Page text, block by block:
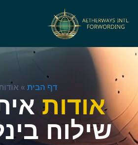
דף הבית» אודות
אודות
שילוח